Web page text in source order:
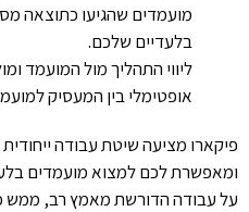
מועמדים שהגיעו כתוצאה
בלעדיים שלכם.
ליווי התהליך מול המועמד
אופטימלי בין המעסיק
פיקארו מציעה שיטת עבודה
ומאפשרת לכם למצוא מועמדים
על עבודה הדורשת מאמץ רב,